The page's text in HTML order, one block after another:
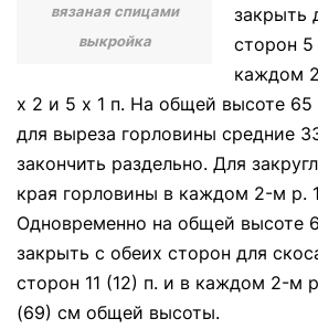
вязаная спицами
выкройка
закрыть
сторон 5
каждом
х 2 и 5 х 1 п. На общей высоте
для выреза горловины средние
закончить раздельно. Для
края горловины в каждом 2-м р.
Одновременно на общей высоте
закрыть с обеих сторон для
сторон 11 (12) п. и в каждом 2-м
(69) см общей высоты.